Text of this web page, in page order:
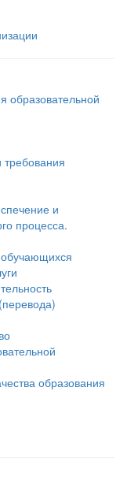
образовательной
и
процесса.
образования